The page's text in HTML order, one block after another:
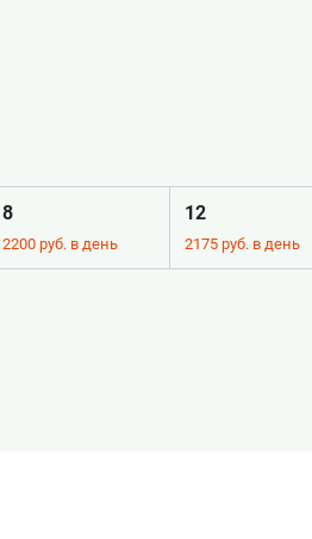
8
2200 руб. в день
12
2175 руб. в день